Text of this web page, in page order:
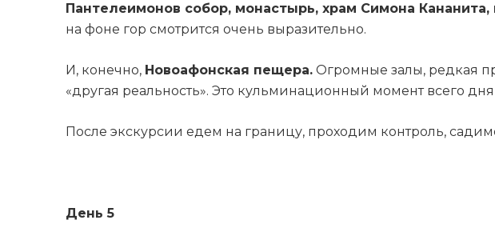
Пантелеимонов собор, монастырь, храм Симона Кананита,
на фоне гор смотрится очень выразительно.
И, конечно, Новоафонская пещера. Огромные залы, редкая
«другая реальность». Это кульминационный момент всего
После экскурсии едем на границу, проходим контроль,
День 5